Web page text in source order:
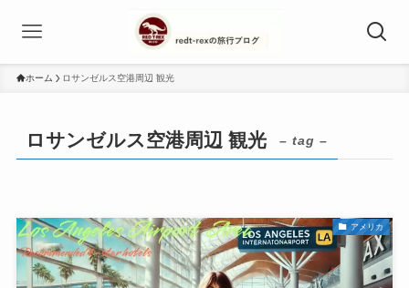
ホーム ロサンゼルス空港周辺 観光
ロサンゼルス空港周辺 観光 – tag –
アメリカ